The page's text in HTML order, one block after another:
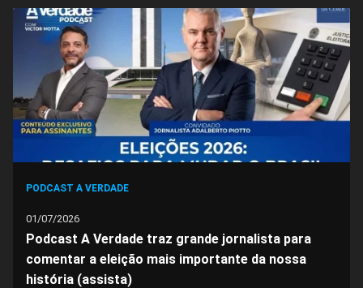
no
Facebook
no
Whatsapp
no
Twitter
no
Messenger
no
Telegram
no
Gettr
PODCAST A VERDADE
01/07/2026
Podcast A Verdade traz grande jornalista para
comentar a eleição mais importante da nossa
história (assista)